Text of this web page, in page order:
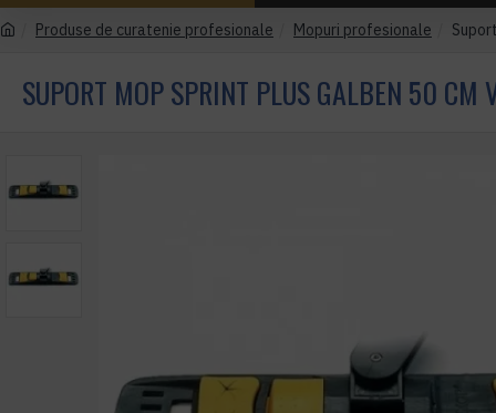
Produse de curatenie profesionale Mopuri profesionale
SUPORT MOP SPRINT PLUS GALBEN 50 CM